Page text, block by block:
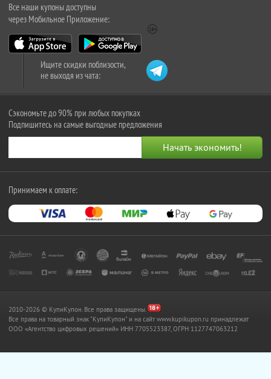
Все наши купоны доступны
через Мобильное Приложение:
Ищите скидки поблизости,
не выходя из чата:
Сэкономьте до 90% при любых покупках
Подпишитесь на самые выгодные предложения
Принимаем к оплате:
2010-2026 © КупиКупон. Все права защищены.
Все права на товарный знак "КупиКупон" и на сайт www.kupikupon.ru принадлежат
OOO «Агентство цифровых решений» ИНН 7705523387, ОГРН 1127747063212